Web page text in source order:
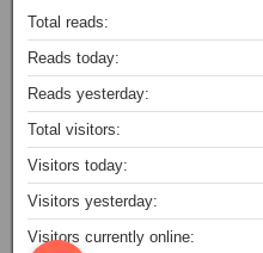
Total reads:
Reads today:
Reads yesterday:
Total visitors:
Visitors today:
Visitors yesterday:
Visitors currently online: